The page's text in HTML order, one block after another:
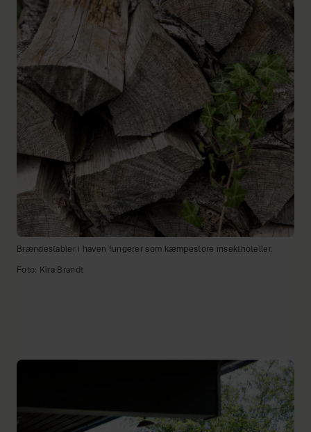
Brændestabler i haven fungerer som kæmpestore insekthoteller.
Foto: Kira Brandt